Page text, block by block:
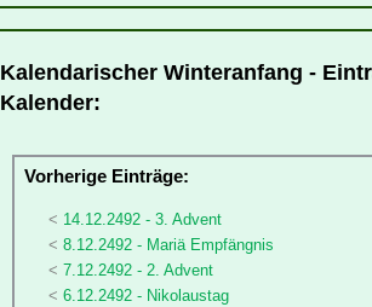
Kalendarischer Winteranfang -
Kalender:
Vorherige Einträge:
14.12.2492 - 3. Advent
8.12.2492 - Mariä Empfängnis
7.12.2492 - 2. Advent
6.12.2492 - Nikolaustag